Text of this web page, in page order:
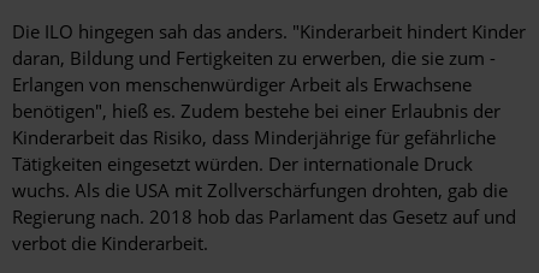
Die ILO hingegen sah das anders. "Kinderarbeit hindert Kinder
daran, Bildung und Fertigkeiten zu erwerben, die sie zum ­
Erlangen von menschenwürdiger Arbeit als Erwachsene
benötigen", hieß es. Zudem bestehe bei einer Erlaubnis der
Kinderarbeit das Risiko, dass Minderjährige für gefährliche
Tätigkeiten eingesetzt würden. Der internationale Druck
wuchs. Als die USA mit Zollverschärfungen drohten, gab die
Regierung nach. 2018 hob das Parlament das Gesetz auf und
verbot die Kinderarbeit.